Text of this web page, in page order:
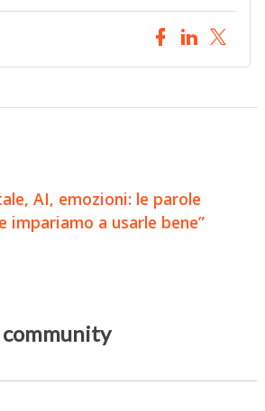
AI, emozioni: le parole
impariamo a usarle bene”
community